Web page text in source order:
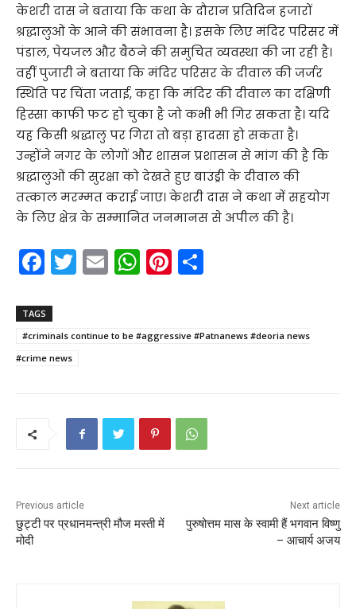
केशरी दास ने बताया कि कथा के दौरान प्रतिदिन हजारों
श्रद्धालुओं के आने की संभावना है। इसके लिए मंदिर परिसर में
पंडाल, पेयजल और बैठने की समुचित व्यवस्था की जा रही है।
वहीं पुजारी ने बताया कि मंदिर परिसर के दीवाल की जर्जर
स्थिति पर चिंता जताई, कहा कि मंदिर की दीवाल का दक्षिणी
हिस्सा काफी फट हो चुका है जो कभी भी गिर सकता है। यदि
यह किसी श्रद्धालु पर गिरा तो बड़ा हादसा हो सकता है।
उन्होंने नगर के लोगों और शासन प्रशासन से मांग की है कि
श्रद्धालुओं की सुरक्षा को देखते हुए बाउंड्री के दीवाल की
तत्काल मरम्मत कराई जाए। केशरी दास ने कथा में सहयोग
के लिए क्षेत्र के सम्मानित जनमानस से अपील की है।
F
a
c
e
b
T
w
er
E
m
l
W
h
ts
p
Pi
nt
e e
TAGS
#criminals continue to be #aggressive #Patnanews #deoria news
#crime news
Previous article
छुट्टी पर प्रधानमन्त्री मौज मस्ती में
मोदी
Next article
पुरुषोत्तम मास के स्वामी हैं भगवान विष्णु
– आचार्य अजय